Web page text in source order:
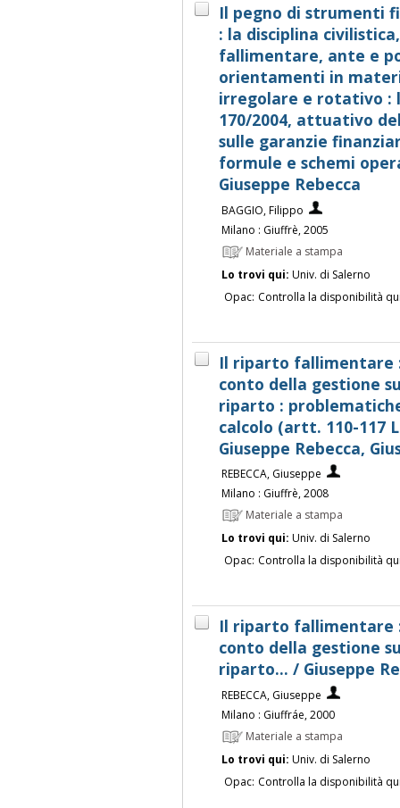
Il pegno di strumenti
: la disciplina
fallimentare, ante e
orientamenti in
irregolare e rotativo :
170/2004, attuativo
sulle garanzie
formule e schemi
Giuseppe Rebecca
BAGGIO, Filippo
Milano : Giuffrè, 2005
Materiale a stampa
Lo trovi qui: Univ. di Salerno
Opac: Controlla la disponibilità
Il riparto fallimentare
conto della gestione
riparto :
calcolo (artt. 110-117
Giuseppe Rebecca,
REBECCA, Giuseppe
Milano : Giuffrè, 2008
Materiale a stampa
Lo trovi qui: Univ. di Salerno
Opac: Controlla la disponibilità
Il riparto fallimentare
conto della gestione
riparto... / Giuseppe
REBECCA, Giuseppe
Milano : Giuffráe, 2000
Materiale a stampa
Lo trovi qui: Univ. di Salerno
Opac: Controlla la disponibilità